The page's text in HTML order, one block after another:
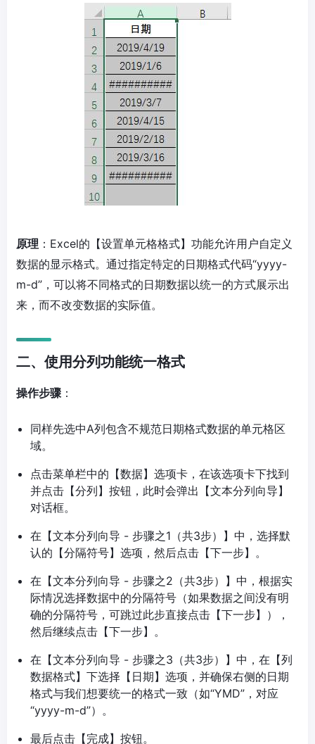
原理 ：Excel的【设置单元格格式】功能允许用户自定义
数据的显示格式。通过指定特定的日期格式代码“yyyy-
m-d”，可以将不同格式的日期数据以统一的方式展示出
来，而不改变数据的实际值。
二、使用分列功能统一格式
操作步骤 ：
同样先选中A列包含不规范日期格式数据的单元格区
域。
点击菜单栏中的【数据】选项卡，在该选项卡下找到
并点击【分列】按钮，此时会弹出【文本分列向导】
对话框。
在【文本分列向导 - 步骤之1（共3步）】中，选择默
认的【分隔符号】选项，然后点击【下一步】。
在【文本分列向导 - 步骤之2（共3步）】中，根据实
际情况选择数据中的分隔符号（如果数据之间没有明
确的分隔符号，可跳过此步直接点击【下一步】），
然后继续点击【下一步】。
在【文本分列向导 - 步骤之3（共3步）】中，在【列
数据格式】下选择【日期】选项，并确保右侧的日期
格式与我们想要统一的格式一致（如“YMD”，对应
“yyyy-m-d”）。
最后点击【完成】按钮。